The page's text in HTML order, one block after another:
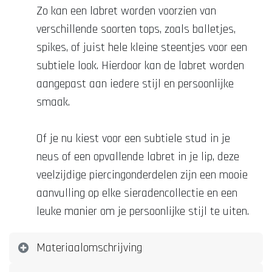
Zo kan een labret worden voorzien van
verschillende soorten tops, zoals balletjes,
spikes, of juist hele kleine steentjes voor een
subtiele look. Hierdoor kan de labret worden
aangepast aan iedere stijl en persoonlijke
smaak.
Of je nu kiest voor een subtiele stud in je
neus of een opvallende labret in je lip, deze
veelzijdige piercingonderdelen zijn een mooie
aanvulling op elke sieradencollectie en een
leuke manier om je persoonlijke stijl te uiten.
Materiaalomschrijving